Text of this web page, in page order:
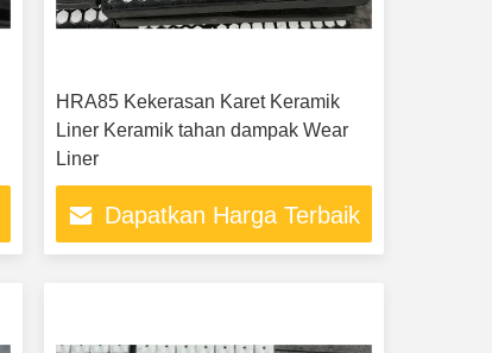
HRA85 Kekerasan Karet Keramik
Liner Keramik tahan dampak Wear
Liner
Dapatkan Harga Terbaik